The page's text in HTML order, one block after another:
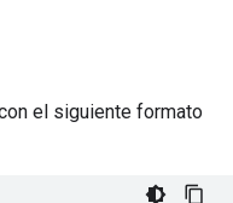
el siguiente formato